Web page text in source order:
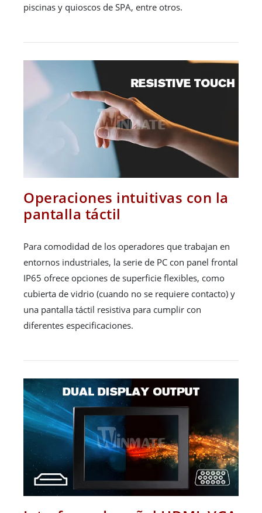
piscinas y quioscos de SPA, entre otros.
Operaciones intuitivas con la
pantalla táctil
Para comodidad de los operadores que trabajan en
entornos industriales, la serie de PC con panel frontal
IP65 ofrece opciones de superficie flexibles, como
cubierta de vidrio (cuando no se requiere contacto) y
una pantalla táctil resistiva para cumplir con
diferentes especificaciones.